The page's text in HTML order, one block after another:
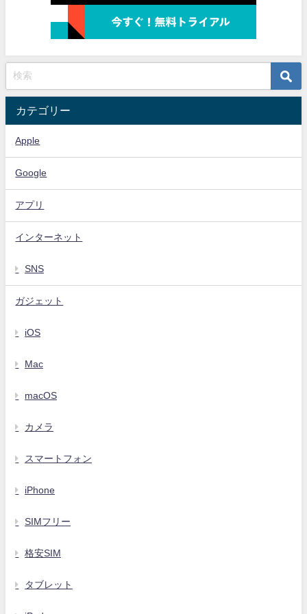
カテゴリー
Apple
Google
アプリ
インターネット
SNS
ガジェット
iOS
Mac
macOS
カメラ
スマートフォン
iPhone
SIMフリー
格安SIM
タブレット